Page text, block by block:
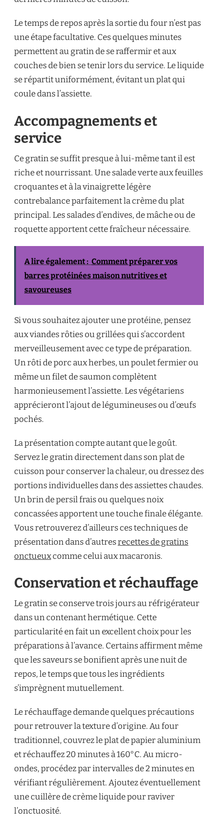
Le temps de repos après la sortie du four n’est pas
une étape facultative. Ces quelques minutes
permettent au gratin de se raffermir et aux
couches de bien se tenir lors du service. Le liquide
se répartit uniformément, évitant un plat qui
coule dans l’assiette.
Accompagnements et
service
Ce gratin se suffit presque à lui-même tant il est
riche et nourrissant. Une salade verte aux feuilles
croquantes et à la vinaigrette légère
contrebalance parfaitement la crème du plat
principal. Les salades d’endives, de mâche ou de
roquette apportent cette fraîcheur nécessaire.
A lire également : Comment préparer vos
barres protéinées maison nutritives et
savoureuses
Si vous souhaitez ajouter une protéine, pensez
aux viandes rôties ou grillées qui s’accordent
merveilleusement avec ce type de préparation.
Un rôti de porc aux herbes, un poulet fermier ou
même un filet de saumon complètent
harmonieusement l’assiette. Les végétariens
apprécieront l’ajout de légumineuses ou d’œufs
pochés.
La présentation compte autant que le goût.
Servez le gratin directement dans son plat de
cuisson pour conserver la chaleur, ou dressez des
portions individuelles dans des assiettes chaudes.
Un brin de persil frais ou quelques noix
concassées apportent une touche finale élégante.
Vous retrouverez d’ailleurs ces techniques de
présentation dans d’autresrecettes de gratins
onctueuxcomme celui aux macaronis.
Conservation et réchauffage
Le gratin se conserve trois jours au réfrigérateur
dans un contenant hermétique. Cette
particularité en fait un excellent choix pour les
préparations à l’avance. Certains affirment même
que les saveurs se bonifient après une nuit de
repos, le temps que tous les ingrédients
s’imprègnent mutuellement.
Le réchauffage demande quelques précautions
pour retrouver la texture d’origine. Au four
traditionnel, couvrez le plat de papier aluminium
et réchauffez 20 minutes à 160°C. Au micro-
ondes, procédez par intervalles de 2 minutes en
vérifiant régulièrement. Ajoutez éventuellement
une cuillère de crème liquide pour raviver
l’onctuosité.